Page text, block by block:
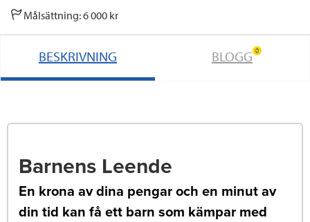
Målsättning: 6 000 kr
BESKRIVNING BLOGG 0
Barnens Leende
En krona av dina pengar och en minut av
din tid kan få ett barn som kämpar med